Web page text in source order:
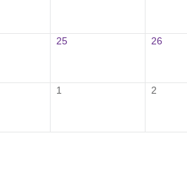
25 26
1 2